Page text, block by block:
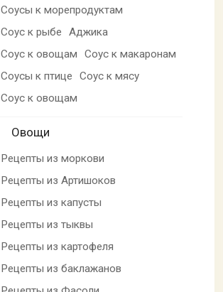
Соусы к морепродуктам
Соус к рыбе
Аджика
Соус к овощам
Соус к макаронам
Соусы к птице
Соус к мясу
Соус к овощам
Овощи
Рецепты из моркови
Рецепты из Артишоков
Рецепты из капусты
Рецепты из тыквы
Рецепты из картофеля
Рецепты из баклажанов